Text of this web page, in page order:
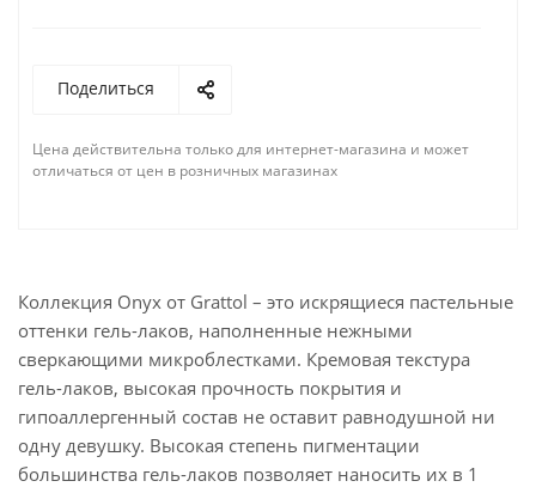
Поделиться
Цена действительна только для интернет-магазина и может
отличаться от цен в розничных магазинах
Коллекция Onyx от Grattol – это искрящиеся пастельные
оттенки гель-лаков, наполненные нежными
сверкающими микроблестками. Кремовая текстура
гель-лаков, высокая прочность покрытия и
гипоаллергенный состав не оставит равнодушной ни
одну девушку. Высокая степень пигментации
большинства гель-лаков позволяет наносить их в 1